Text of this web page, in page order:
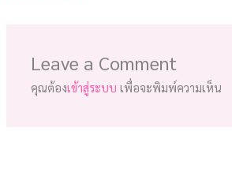
Leave a Comment
คุณต้องเข้าสู่ระบบ เพื่อจะพิมพ์ความเห็น